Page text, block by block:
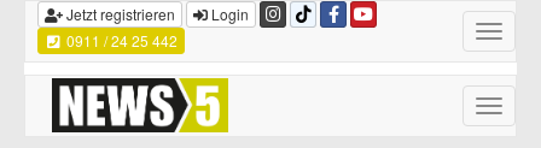
Toggle
Jetzt registrieren
Login
0911 / 24 25 442
Toggle